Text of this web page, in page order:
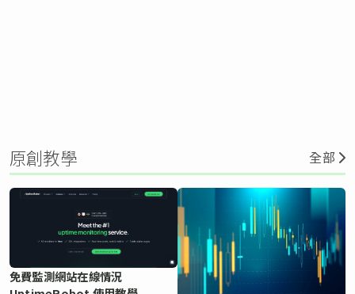
原創教學 全部
免費監測網站在線情況